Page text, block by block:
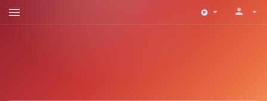
menu arrow_drop_down person arrow_drop_down